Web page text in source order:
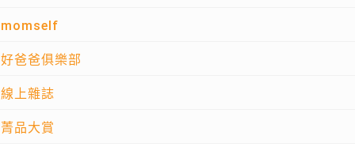
momself
好爸爸俱樂部
線上雜誌
菁品大賞